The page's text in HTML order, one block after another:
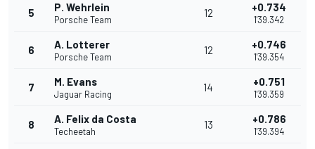
5 P. Wehrlein
Porsche Team
12 +0.734
1'39.342
6 A. Lotterer
Porsche Team
12 +0.746
1'39.354
7 M. Evans
Jaguar Racing
14 +0.751
1'39.359
8 A. Felix da Costa
Techeetah
13 +0.786
1'39.394